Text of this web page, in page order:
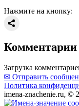
Нажмите на кнопку:
Комментарии
Загрузка
✉ Отправить
Политика
imena-znachenie.ru, ©